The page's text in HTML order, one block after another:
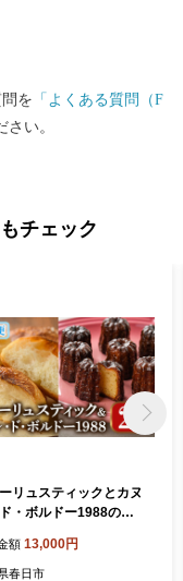
を 「よくある質問（F
い。
チェック
リュスティックとカヌ
・ボルドー1988のセ
菓子 焼き菓子 詰め合わ
ーツ パン 食事パン 高
額 13,000円
春日市